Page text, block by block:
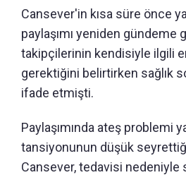
Cansever'in kısa süre önce
paylaşımı yeniden gündeme
takipçilerinin kendisiyle ilgili
gerektiğini belirtirken sağlık
ifade etmişti.
Paylaşımında ateş problemi
tansiyonunun düşük
Cansever, tedavisi nedeniyle